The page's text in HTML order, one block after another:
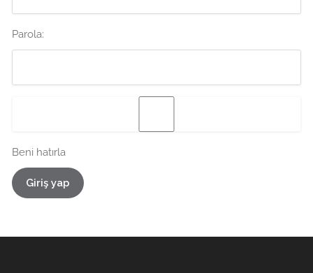
Parola:
Beni hatırla
Giriş yap